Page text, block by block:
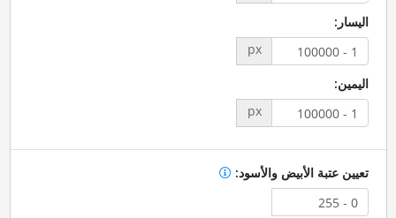
اليسار:
px
اليمين:
px
تعيين عتبة الأبيض والأسود: